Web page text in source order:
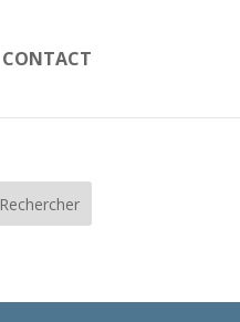
CONTACT
Rechercher